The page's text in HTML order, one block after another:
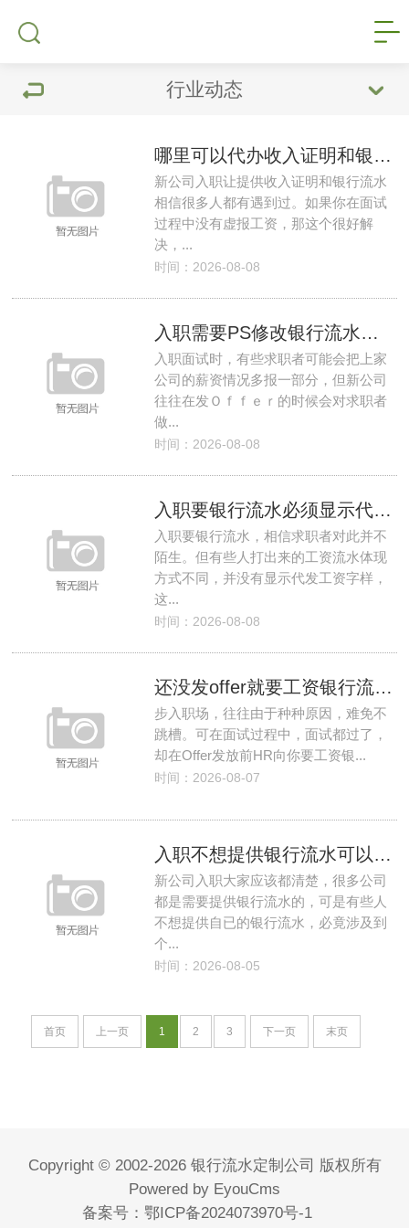
行业动态
哪里可以代办收入证明和银行流水？
新公司入职让提供收入证明和银行流水
相信很多人都有遇到过。如果你在面试
过程中没有虚报工资，那这个很好解
决，...
时间：2026-08-08
入职需要PS修改银行流水哪里更专业？
入职面试时，有些求职者可能会把上家
公司的薪资情况多报一部分，但新公司
往往在发Ｏｆｆｅｒ的时候会对求职者
做...
时间：2026-08-08
入职要银行流水必须显示代发工资吗？
入职要银行流水，相信求职者对此并不
陌生。但有些人打出来的工资流水体现
方式不同，并没有显示代发工资字样，
这...
时间：2026-08-08
还没发offer就要工资银行流水到底要不要给？
步入职场，往往由于种种原因，难免不
跳槽。可在面试过程中，面试都过了，
却在Offer发放前HR向你要工资银...
时间：2026-08-07
入职不想提供银行流水可以给薪资证明嘛？
新公司入职大家应该都清楚，很多公司
都是需要提供银行流水的，可是有些人
不想提供自已的银行流水，必竟涉及到
个...
时间：2026-08-05
首页 上一页 1 2 3 下一页 末页
Copyright © 2002-2026 银行流水定制公司 版权所有
Powered by EyouCms
备案号： 鄂ICP备2024073970号-1